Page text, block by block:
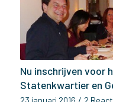
Nu inschrijven voor
Statenkwartier en
23 januari 2016 / 2